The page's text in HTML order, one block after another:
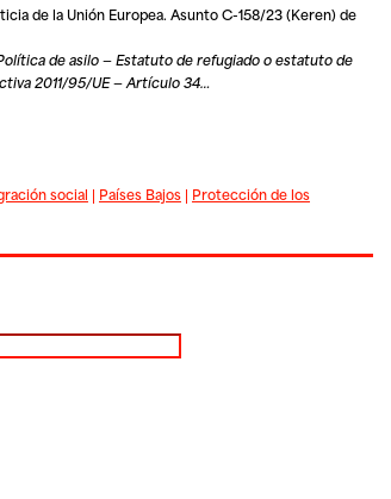
de la Unión Europea. Asunto C-158/23 (Keren) de
de asilo — Estatuto de refugiado o estatuto de
2011/95/UE — Artículo 34…
social | Países Bajos| Protección de los